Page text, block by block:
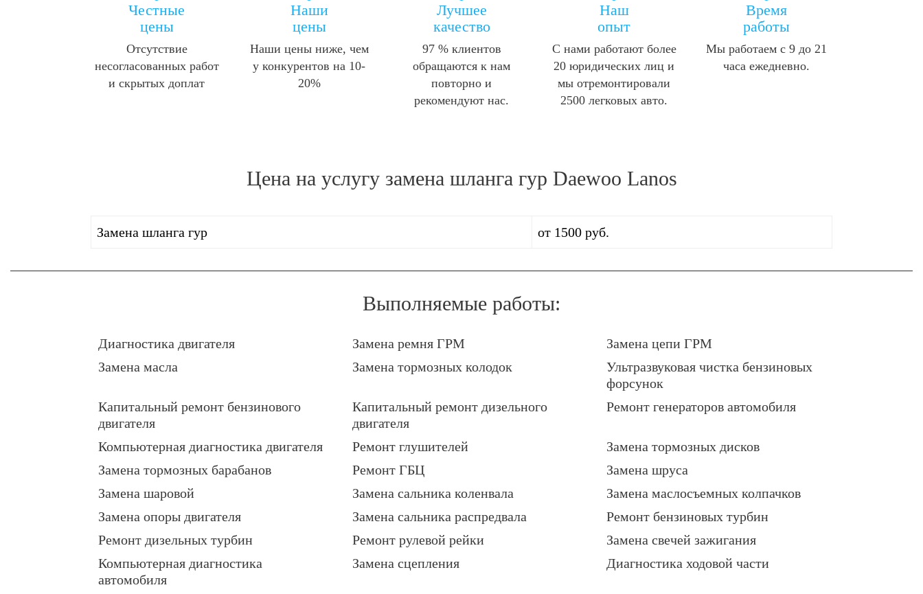
Честные
цены
Отсутствие
несогласованных работ
и скрытых доплат
Наши
цены
Наши цены ниже, чем
у конкурентов на 10-
20%
Лучшее
качество
97 % клиентов
обращаются к нам
повторно и
рекомендуют нас.
Наш
опыт
С нами работают более
20 юридических лиц и
мы отремонтировали
2500 легковых авто.
Время
работы
Мы работаем с 9 до 21
часа ежедневно.
Цена на услугу замена шланга гур Daewoo Lanos
Замена шланга гур от 1500 руб.
Выполняемые работы:
Диагностика двигателя Замена ремня ГРМ
Замена цепи ГРМ
Замена масла
Замена тормозных колодок
Ультразвуковая чистка бензиновых
форсунок
Капитальный ремонт бензинового
двигателя
Капитальный ремонт дизельного
двигателя
Ремонт генераторов автомобиля
Компьютерная диагностика двигателя Ремонт глушителей
Замена тормозных дисков
Замена тормозных барабанов
Ремонт ГБЦ
Замена шруса
Замена шаровой
Замена сальника коленвала
Замена маслосъемных колпачков
Замена опоры двигателя
Замена сальника распредвала
Ремонт бензиновых турбин
Ремонт дизельных турбин
Ремонт рулевой рейки
Замена свечей зажигания
Компьютерная диагностика
автомобиля
Замена сцепления Диагностика ходовой части